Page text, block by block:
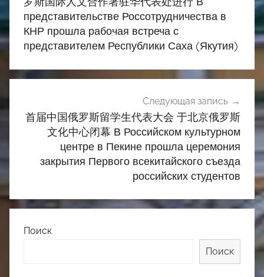
представительстве Россотрудничества в
КНР прошла рабочая встреча с
представителем Республики Саха (Якутия)
Следующая запись
首届中国俄罗斯留学生代表大会 于北京俄罗斯
文化中心闭幕 В Российском культурном
центре в Пекине прошла церемония
закрытия Первого всекитайского съезда
российских студентов
Поиск
Поиск